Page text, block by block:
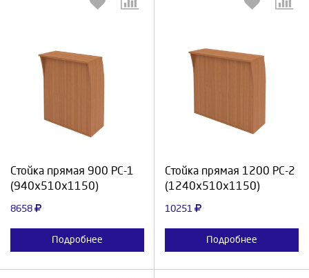
Стойка прямая 900 РС-1
(940х510х1150)
8658
Подробнее
Стойка прямая 1200 РС-2
(1240х510х1150)
10251
Подробнее
Выберите количество: